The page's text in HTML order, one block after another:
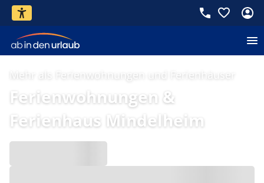
Mehr als Ferienwohnungen und Ferienhäuser
Ferienwohnungen &
Ferienhaus Mindelheim